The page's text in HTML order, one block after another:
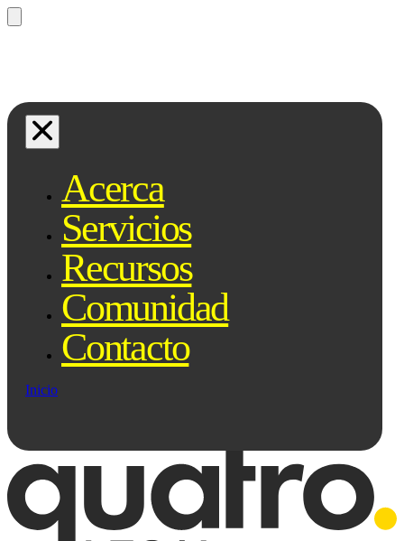
Acerca
Servicios
Recursos
Comunidad
Contacto
Inicio